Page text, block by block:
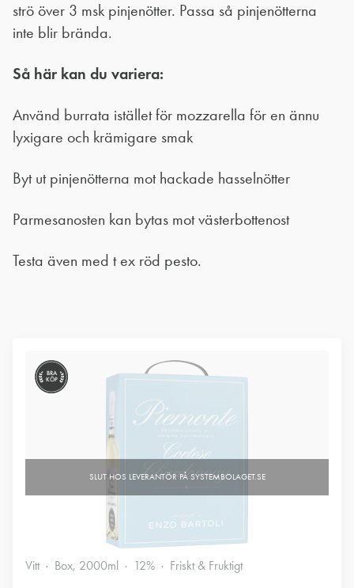
strö över 3 msk pinjenötter. Passa så pinjenötterna
inte blir brända.
Så här kan du variera:
Använd burrata istället för mozzarella för en ännu
lyxigare och krämigare smak
Byt ut pinjenötterna mot hackade hasselnötter
Parmesanosten kan bytas mot västerbottenost
Testa även med t ex röd pesto.
BRA
KÖP
Vitt Box, 2000ml 12% Friskt & Fruktigt